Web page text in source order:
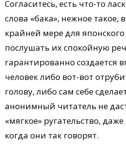
Согласитесь, есть что-то
слова «бака», нежное
крайней мере для
послушать их спокойную
гарантированно создается
человек либо вот-вот
голову, либо сам себе
анонимный читатель не
«мягкое» ругательство,
когда они так говорят.